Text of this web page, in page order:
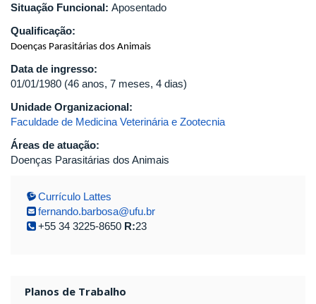
Situação Funcional: Aposentado
Qualificação:
Doenças Parasitárias dos Animais
Data de ingresso:
01/01/1980 (46 anos, 7 meses, 4 dias)
Unidade Organizacional:
Faculdade de Medicina Veterinária e Zootecnia
Áreas de atuação:
Doenças Parasitárias dos Animais
Currículo Lattes
fernando.barbosa@ufu.br
+55 34 3225-8650 R:23
Planos de Trabalho